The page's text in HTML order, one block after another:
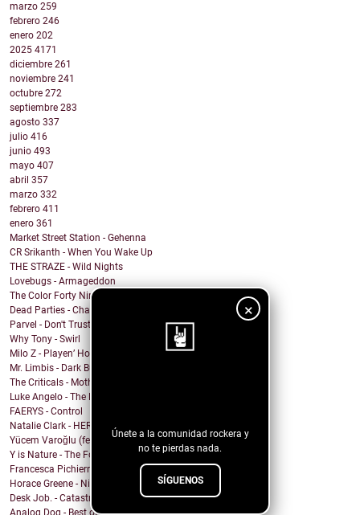
×
Únete a la comunidad rockera y
no te pierdas nada.
SÍGUENOS
marzo 259
febrero 246
enero 202
2025 4171
diciembre 261
noviembre 241
octubre 272
septiembre 283
agosto 337
julio 416
junio 493
mayo 407
abril 357
marzo 332
febrero 411
enero 361
Market Street Station - Gehenna
CR Srikanth - When You Wake Up
THE STRAZE - Wild Nights
Lovebugs - Armageddon
The Color Forty Nine - We Send Satellites
Dead Parties - Charles Manson
Parvel - Don't Trust The Sirens
Why Tony - Swirl
Milo Z - Playen’ Hookie
Mr. Limbis - Dark Butterfly
The Criticals - Mother of Style
Luke Angelo - The Pool
FAERYS - Control
Natalie Clark - HERE
Yücem Varoğlu (feat. Jam and the Benzos) - Gimme G...
Y is Nature - The Fool
Francesca Pichierri - Sperarci Due Eroi
Horace Greene - Nighttime Boi
Desk Job. - Catastrophe
Analog Dog - Best of Me